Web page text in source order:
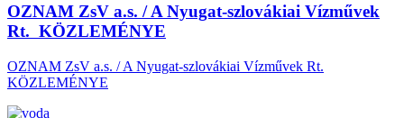
OZNAM ZsV a.s. / A Nyugat-szlovákiai Vízművek
Rt. KÖZLEMÉNYE
OZNAM ZsV a.s. / A Nyugat-szlovákiai Vízművek Rt.
KÖZLEMÉNYE